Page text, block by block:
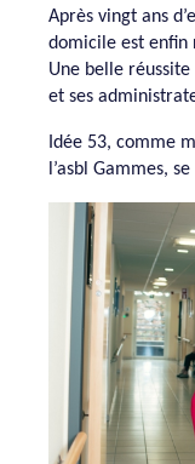
Après vingt ans
domicile est enfin
Une belle réussite
et ses
Idée 53, comme
l’asbl Gammes,